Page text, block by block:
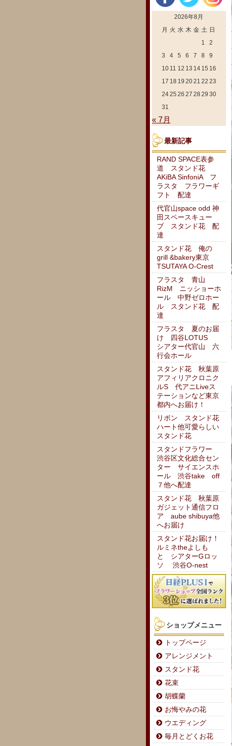
2026年8月
月 火 水 木 金 土 日
1
2
3
4 5 6 7 8
9
10 11 12 13 14 15 16
17 18 19 2021 22 23
2425 26 27 28 29 30
31
« 7月
最新記事
RAND SPACE表参
道 スタンド花
AKiBA SinfoniA フ
ラスタ フラワーギ
フト 配達
代官山space odd 神
田スペースキュー
ブ スタンド花 配
達
スタンド花 俺の
grill &bakery東京
TSUTAYA O-Crest
フラスタ 青山
RizM ニッショーホ
ール 中野ゼロホー
ル スタンド花 配
達
フラスタ 夏のお届
け 四谷LOTUS
シアター代官山 六
行会ホール
スタンド花 秋葉原
アフィリアクロニク
ルS 代アニLiveス
テーションなど東京
都内へお届け！
リボン スタンド花
ハート他可愛らしい
スタンド花
スタンドフラワー
渋谷区文化総合セン
ター サイエンスホ
ール 渋谷take off
７他へ配達
スタンド花 秋葉原
ガジェット通信フロ
ア aube shibuya他
へお届け
スタンド花お届け！
ルミネtheよしも
と シアターGロッ
ソ 渋谷O-nest
ショップメニュー
トップページ
アレンジメント
スタンド花
花束
胡蝶蘭
お悔やみの花
ウエディング
毎月とどくお花